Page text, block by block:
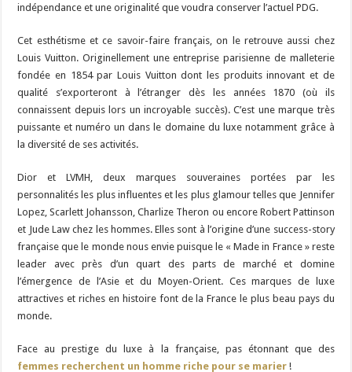
indépendance et une originalité que voudra conserver l’actuel PDG.
Cet esthétisme et ce savoir-faire français, on le retrouve aussi chez
Louis Vuitton. Originellement une entreprise parisienne de malleterie
fondée en 1854 par Louis Vuitton dont les produits innovant et de
qualité s’exporteront à l’étranger dès les années 1870 (où ils
connaissent depuis lors un incroyable succès). C’est une marque très
puissante et numéro un dans le domaine du luxe notamment grâce à
la diversité de ses activités.
Dior et LVMH, deux marques souveraines portées par les
personnalités les plus influentes et les plus glamour telles que Jennifer
Lopez, Scarlett Johansson, Charlize Theron ou encore Robert Pattinson
et Jude Law chez les hommes. Elles sont à l’origine d’une success-story
française que le monde nous envie puisque le « Made in France » reste
leader avec près d’un quart des parts de marché et domine
l’émergence de l’Asie et du Moyen-Orient. Ces marques de luxe
attractives et riches en histoire font de la France le plus beau pays du
monde.
Face au prestige du luxe à la française, pas étonnant que des
femmes recherchent un homme riche pour se marier !